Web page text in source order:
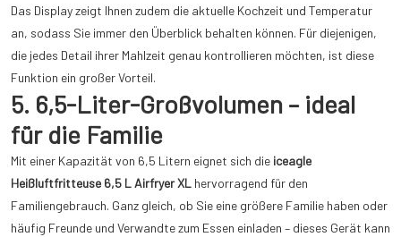
Das Display zeigt Ihnen zudem die aktuelle Kochzeit und Temperatur
an, sodass Sie immer den Überblick behalten können. Für diejenigen,
die jedes Detail ihrer Mahlzeit genau kontrollieren möchten, ist diese
Funktion ein großer Vorteil.
5. 6,5-Liter-Großvolumen – ideal
für die Familie
Mit einer Kapazität von 6,5 Litern eignet sich die iceagle
Heißluftfritteuse 6,5 L Airfryer XL hervorragend für den
Familiengebrauch. Ganz gleich, ob Sie eine größere Familie haben oder
häufig Freunde und Verwandte zum Essen einladen – dieses Gerät kann